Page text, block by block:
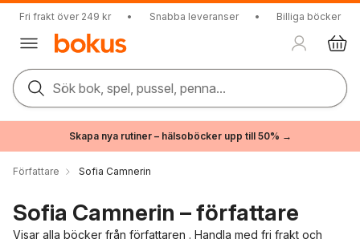
Fri frakt över 249 kr • Snabba leveranser • Billiga böcker
Sök bok, spel, pussel, penna...
Skapa nya rutiner – hälsoböcker upp till 50% →
Författare Sofia Camnerin
Sofia Camnerin – författare
Visar alla böcker från författaren . Handla med fri frakt och